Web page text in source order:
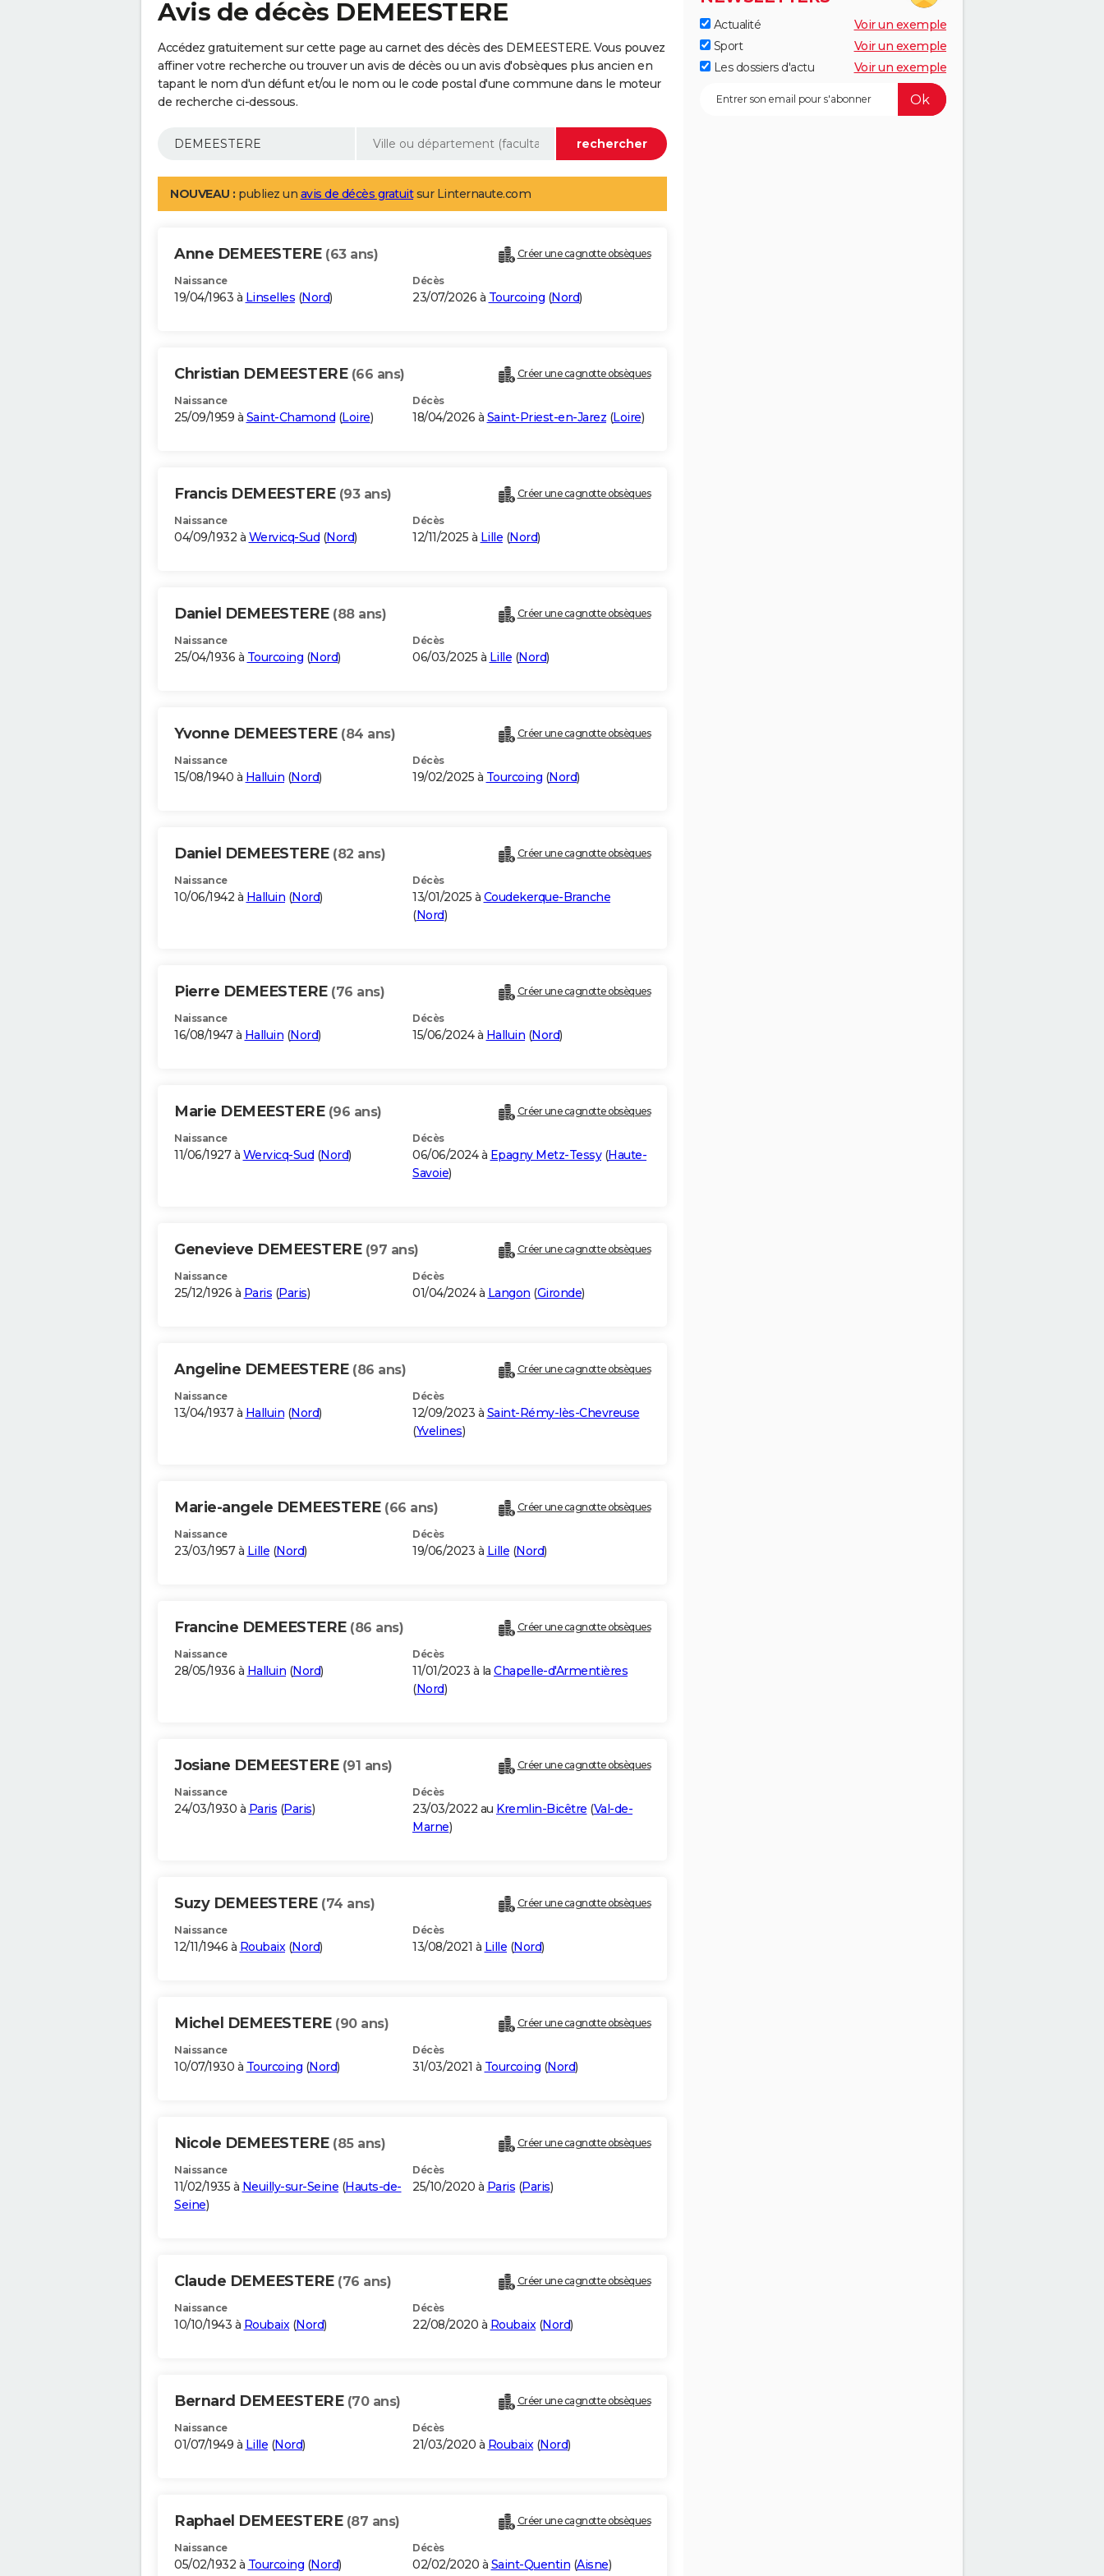
Avis de décès DEMEESTERE
Accédez gratuitement sur cette page au carnet des décès des DEMEESTERE. Vous pouvez
affiner votre recherche ou trouver un avis de décès ou un avis d'obsèques plus ancien en
tapant le nom d'un défunt et/ou le nom ou le code postal d'une commune dans le moteur
de recherche ci-dessous.
NOUVEAU : publiez un avis de décès gratuitsur Linternaute.com
Anne DEMEESTERE (63 ans) Créer une cagnotte obsèques
Naissance
19/04/1963 à Linselles (Nord)
Décès
23/07/2026 à Tourcoing (Nord)
Christian DEMEESTERE (66 ans) Créer une cagnotte obsèques
Naissance
25/09/1959 à Saint-Chamond (Loire)
Décès
18/04/2026 à Saint-Priest-en-Jarez (Loire)
Francis DEMEESTERE (93 ans) Créer une cagnotte obsèques
Naissance
04/09/1932 à Wervicq-Sud (Nord)
Décès
12/11/2025 à Lille (Nord)
Daniel DEMEESTERE (88 ans) Créer une cagnotte obsèques
Naissance
25/04/1936 à Tourcoing (Nord)
Décès
06/03/2025 à Lille (Nord)
Yvonne DEMEESTERE (84 ans) Créer une cagnotte obsèques
Naissance
15/08/1940 à Halluin (Nord)
Décès
19/02/2025 à Tourcoing (Nord)
Daniel DEMEESTERE (82 ans) Créer une cagnotte obsèques
Naissance
10/06/1942 à Halluin (Nord)
Décès
13/01/2025 à Coudekerque-Branche
(Nord)
Pierre DEMEESTERE (76 ans) Créer une cagnotte obsèques
Naissance
16/08/1947 à Halluin (Nord)
Décès
15/06/2024 à Halluin (Nord)
Marie DEMEESTERE (96 ans) Créer une cagnotte obsèques
Naissance
11/06/1927 à Wervicq-Sud (Nord)
Décès
06/06/2024 à Epagny Metz-Tessy(Haute-
Savoie)
Genevieve DEMEESTERE (97 ans) Créer une cagnotte obsèques
Naissance
25/12/1926 à Paris (Paris)
Décès
01/04/2024 à Langon (Gironde)
Angeline DEMEESTERE (86 ans) Créer une cagnotte obsèques
Naissance
13/04/1937 à Halluin (Nord)
Décès
12/09/2023 à Saint-Rémy-lès-Chevreuse
(Yvelines)
Marie-angele DEMEESTERE (66 ans) Créer une cagnotte obsèques
Naissance
23/03/1957 à Lille (Nord)
Décès
19/06/2023 à Lille (Nord)
Francine DEMEESTERE (86 ans) Créer une cagnotte obsèques
Naissance
28/05/1936 à Halluin (Nord)
Décès
11/01/2023 à la Chapelle-d'Armentières
(Nord)
Josiane DEMEESTERE (91 ans) Créer une cagnotte obsèques
Naissance
24/03/1930 à Paris (Paris)
Décès
23/03/2022 au Kremlin-Bicêtre (Val-de-
Marne)
Suzy DEMEESTERE (74 ans) Créer une cagnotte obsèques
Naissance
12/11/1946 à Roubaix(Nord)
Décès
13/08/2021 à Lille (Nord)
Michel DEMEESTERE (90 ans) Créer une cagnotte obsèques
Naissance
10/07/1930 à Tourcoing (Nord)
Décès
31/03/2021 à Tourcoing (Nord)
Nicole DEMEESTERE (85 ans) Créer une cagnotte obsèques
Naissance
11/02/1935 à Neuilly-sur-Seine (Hauts-de-
Seine)
Décès
25/10/2020 à Paris (Paris)
Claude DEMEESTERE (76 ans) Créer une cagnotte obsèques
Naissance
10/10/1943 à Roubaix(Nord)
Décès
22/08/2020 à Roubaix(Nord)
Bernard DEMEESTERE (70 ans) Créer une cagnotte obsèques
Naissance
01/07/1949 à Lille (Nord)
Décès
21/03/2020 à Roubaix(Nord)
Raphael DEMEESTERE (87 ans) Créer une cagnotte obsèques
Naissance
05/02/1932 à Tourcoing (Nord)
Décès
02/02/2020 à Saint-Quentin (Aisne)
Actualité
Voir un exemple
Sport
Voir un exemple
Les dossiers d'actu
Voir un exemple